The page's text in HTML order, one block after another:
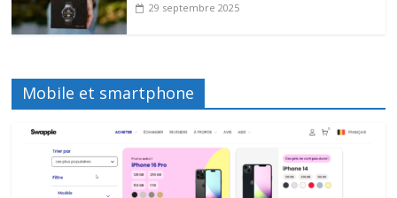
29 septembre 2025
Mobile et smartphone